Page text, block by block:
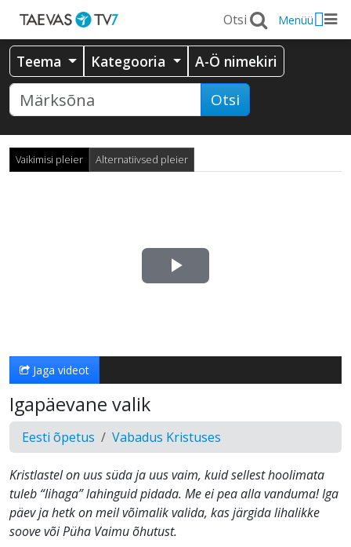
Menüü
Teema Kategooria A-Ö nimekiri
Otsi
Vaikimisi pleier Alternatiivsed pleier
Esita
Jaga videot
Igapäevane valik
Eesti õpetus Vabadus Kristuses
Kristlastel on uus süda ja uus vaim, kuid sellest hoolimata
tuleb “lihaga” lahinguid pidada. Me ei pea alla vanduma! Iga
päev ja hetk on meil võimalik valida, kas järgida lihalikke
soove või Püha Vaimu õhutust.